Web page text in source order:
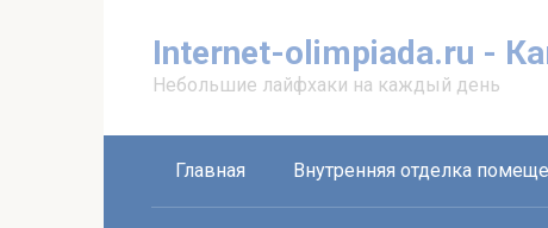
Internet-olimpiada.ru -
Небольшие лайфхаки на каждый день
Главная Внутренняя отделка